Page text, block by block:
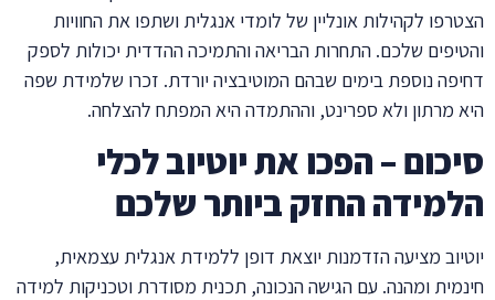
הצטרפו לקהילות אונליין של לומדי אנגלית ושתפו את החוויות
והטיפים שלכם. התחרות הבריאה והתמיכה ההדדית יכולות לספק
דחיפה נוספת בימים שבהם המוטיבציה יורדת. זכרו שלמידת שפה
היא מרתון ולא ספרינט, וההתמדה היא המפתח להצלחה.
סיכום – הפכו את יוטיוב לכלי
הלמידה החזק ביותר שלכם
יוטיוב מציעה הזדמנות יוצאת דופן ללמידת אנגלית עצמאית,
חינמית ומהנה. עם הגישה הנכונה, תכנית מסודרת וטכניקות למידה